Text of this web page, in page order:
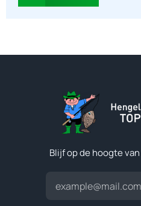
Blijf op de hoogte